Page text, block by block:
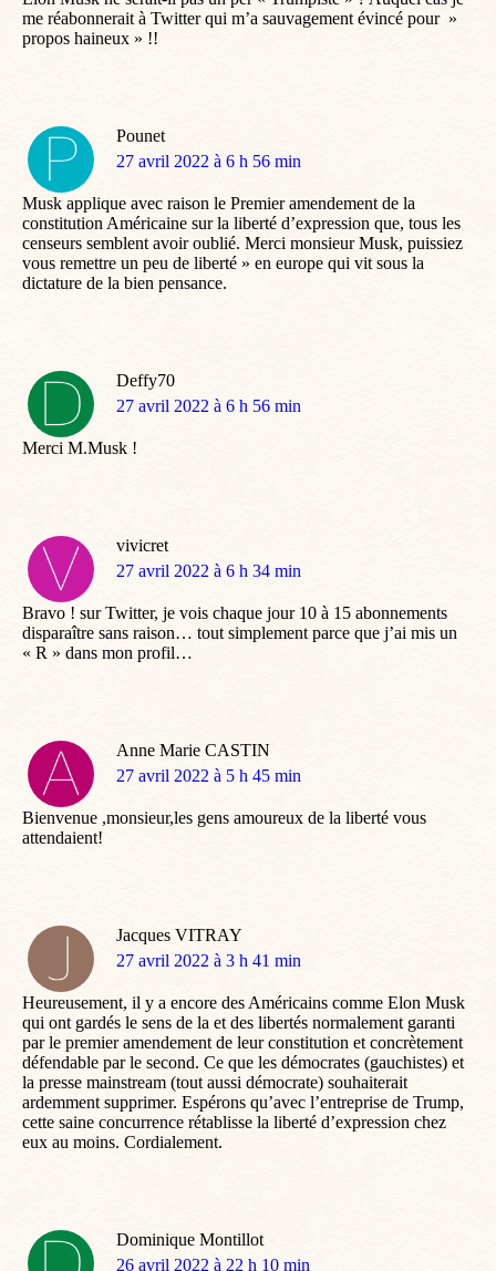
me réabonnerait à Twitter qui m’a sauvagement évincé pour »
propos haineux » !!
Pounet
dit
27 avril 2022 à 6 h 56 min
Musk applique avec raison le Premier amendement de la
constitution Américaine sur la liberté d’expression que, tous les
censeurs semblent avoir oublié. Merci monsieur Musk, puissiez
vous remettre un peu de liberté » en europe qui vit sous la
dictature de la bien pensance.
Deffy70
dit
27 avril 2022 à 6 h 56 min
Merci M.Musk !
vivicret
dit
27 avril 2022 à 6 h 34 min
Bravo ! sur Twitter, je vois chaque jour 10 à 15 abonnements
disparaître sans raison… tout simplement parce que j’ai mis un
« R » dans mon profil…
Anne Marie CASTIN
dit
27 avril 2022 à 5 h 45 min
Bienvenue ,monsieur,les gens amoureux de la liberté vous
attendaient!
Jacques VITRAY
dit
27 avril 2022 à 3 h 41 min
Heureusement, il y a encore des Américains comme Elon Musk
qui ont gardés le sens de la et des libertés normalement garanti
par le premier amendement de leur constitution et concrètement
défendable par le second. Ce que les démocrates (gauchistes) et
la presse mainstream (tout aussi démocrate) souhaiterait
ardemment supprimer. Espérons qu’avec l’entreprise de Trump,
cette saine concurrence rétablisse la liberté d’expression chez
eux au moins. Cordialement.
Dominique Montillot
dit
26 avril 2022 à 22 h 10 min